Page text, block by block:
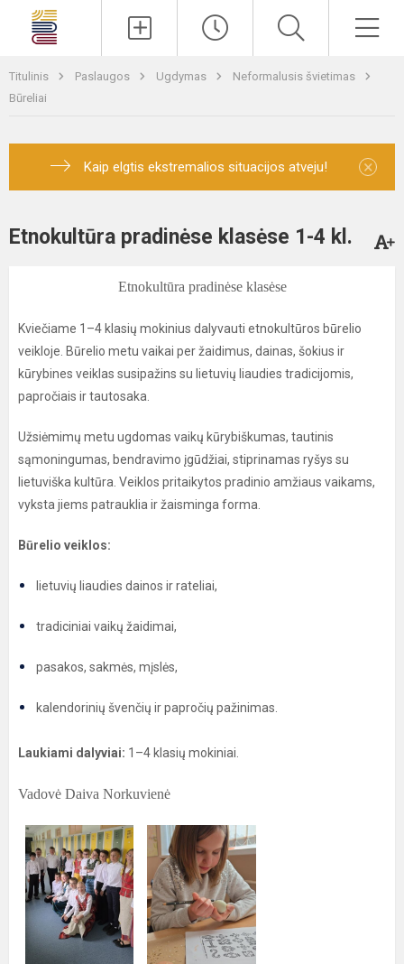
Titulinis Paslaugos Ugdymas
Neformalusis švietimas
Būreliai
Kaip elgtis ekstremalios situacijos atveju! ×
Etnokultūra pradinėse klasėse 1-4 kl.
Etnokultūra pradinėse klasėse
Kviečiame 1–4 klasių mokinius dalyvauti etnokultūros būrelio
veikloje. Būrelio metu vaikai per žaidimus, dainas, šokius ir
kūrybines veiklas susipažins su lietuvių liaudies tradicijomis,
papročiais ir tautosaka.
Užsiėmimų metu ugdomas vaikų kūrybiškumas, tautinis
sąmoningumas, bendravimo įgūdžiai, stiprinamas ryšys su
lietuviška kultūra. Veiklos pritaikytos pradinio amžiaus vaikams,
vyksta jiems patrauklia ir žaisminga forma.
Būrelio veiklos:
lietuvių liaudies dainos ir rateliai,
tradiciniai vaikų žaidimai,
pasakos, sakmės, mįslės,
kalendorinių švenčių ir papročių pažinimas.
Laukiami dalyviai: 1–4 klasių mokiniai.
Vadovė Daiva Norkuvienė